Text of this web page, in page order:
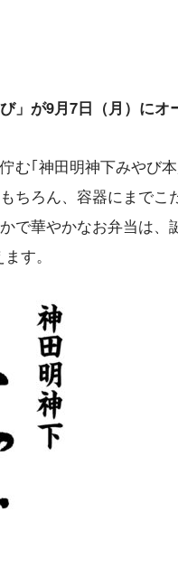
」が9月7日（月）にオ
む｢神田明神下みやび
ちろん、容器にまでこ
で華やかなお弁当は、
す。